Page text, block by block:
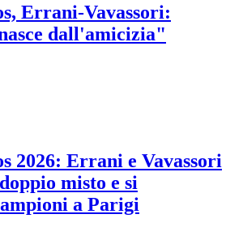
Errani-Vavassori:
dall'amicizia"
2026: Errani e Vavassori
misto e si
a Parigi